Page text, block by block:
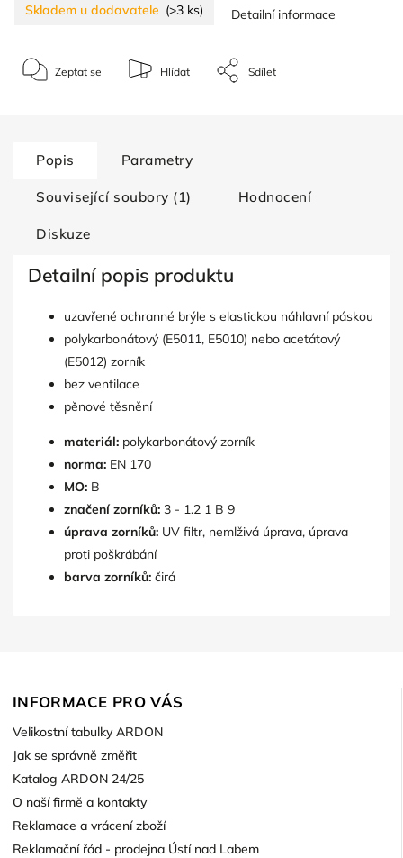
Skladem u dodavatele (>3 ks) Detailní informace
Zeptat se Hlídat Sdílet
Popis Parametry
Související soubory (1) Hodnocení
Diskuze
Detailní popis produktu
uzavřené ochranné brýle s elastickou náhlavní páskou
polykarbonátový (E5011, E5010) nebo acetátový
(E5012) zorník
bez ventilace
pěnové těsnění
materiál: polykarbonátový zorník
norma: EN 170
MO: B
značení zorníků: 3 - 1.2 1 B 9
úprava zorníků: UV filtr, nemlživá úprava, úprava
proti poškrábání
barva zorníků: čirá
INFORMACE PRO VÁS
Velikostní tabulky ARDON
Jak se správně změřit
Katalog ARDON 24/25
O naší firmě a kontakty
Reklamace a vrácení zboží
Reklamační řád - prodejna Ústí nad Labem